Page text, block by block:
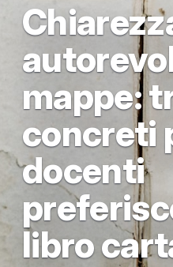
mappe:
concreti
docenti
libro